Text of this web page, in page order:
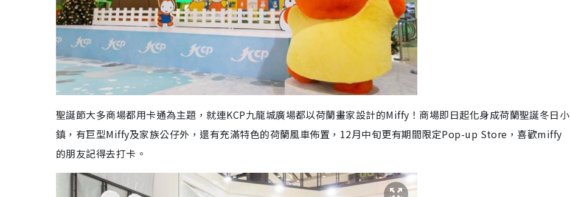
聖誕節大多商場都用卡通為主題，就連KCP九龍城廣場都以荷蘭畫家設計的Miffy！商場即日起化身成荷蘭聖誕冬日小
鎮，有巨型Miffy及家族公仔外，還有充滿特色的荷蘭風車佈置，12月中旬更有期間限定Pop-up Store，喜歡miffy
的朋友記得去打卡。